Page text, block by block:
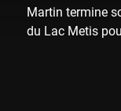
Martin termine
du Lac Metis